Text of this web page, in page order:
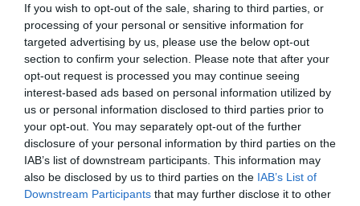
If you wish to opt-out of the sale, sharing to third parties, or
processing of your personal or sensitive information for
targeted advertising by us, please use the below opt-out
section to confirm your selection. Please note that after your
opt-out request is processed you may continue seeing
interest-based ads based on personal information utilized by
us or personal information disclosed to third parties prior to
your opt-out. You may separately opt-out of the further
disclosure of your personal information by third parties on the
IAB’s list of downstream participants. This information may
also be disclosed by us to third parties on the IAB’s List of
Downstream Participants that may further disclose it to other
renouvellement de flotte au niveau monocouloirs
court/moyen courrier. Chose que commence à peine united.
Delta a une flotte récente de 257 b737-900er et a321ceo,
d’ailleurs elle attend encore les sept derniers 321ceo.
S’y ajoutent une commande de 100 a321neo en cours, ainsi
que 95 a220 dont une moitié est déjà en flotte.
Donc ils choisissent pour l’instant de simplement compléter
ce qu’ils ont déjà :
25 a321neo de plus ajoutés à la précédente commande, 29
b737-900er d’occasion.
A l’inverse de leur milieu de gamme, où les b757 et b767
commencent à prendre sérieusement de l’âge.